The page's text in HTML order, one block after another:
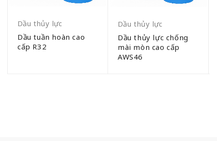
Dầu thủy lực
Dầu tuần hoàn cao
cấp R32
Dầu thủy lực
Dầu thủy lực chống
mài mòn cao cấp
AWS46